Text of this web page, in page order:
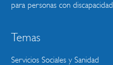
para personas con discapacidad
Temas
Servicios Sociales y Sanidad